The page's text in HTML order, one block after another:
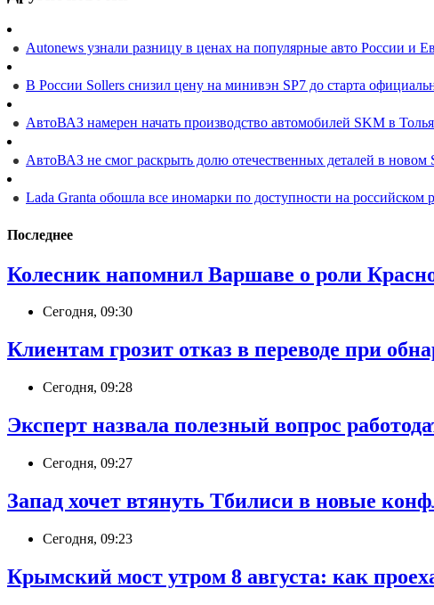
Autonews узнали разницу в ценах на популярные авто России и
В России Sollers снизил цену на минивэн SP7 до старта
АвтоВАЗ намерен начать производство автомобилей SKM в
АвтоВАЗ не смог раскрыть долю отечественных деталей в новом
Lada Granta обошла все иномарки по доступности на российском
Последнее
Колесник напомнил Варшаве о роли
Сегодня, 09:30
Клиентам грозит отказ в переводе при
Сегодня, 09:28
Эксперт назвала полезный вопрос
Сегодня, 09:27
Запад хочет втянуть Тбилиси в новые
Сегодня, 09:23
Крымский мост утром 8 августа: как